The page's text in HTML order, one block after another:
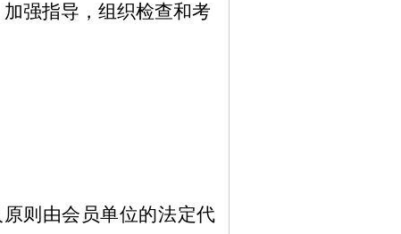
强指导，组织检查和考
则由会员单位的法定代